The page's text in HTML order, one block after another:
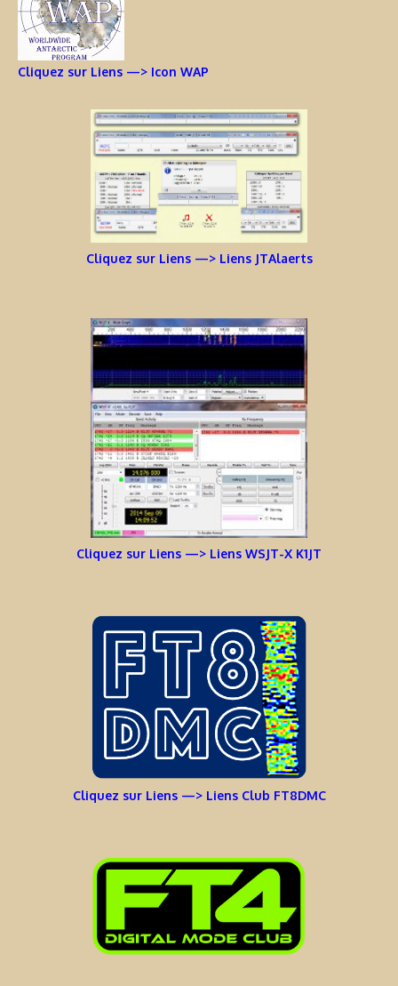
Cliquez sur Liens —> Icon WAP
Cliquez sur Liens —> Liens JTAlaerts
Cliquez sur Liens —> Liens WSJT-X K1JT
Cliquez sur Liens —> Liens Club FT8DMC